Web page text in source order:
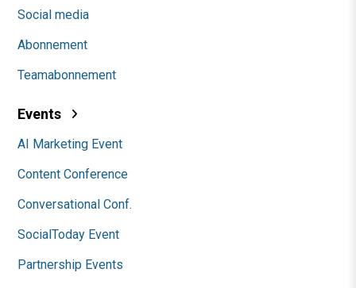
Social media
Abonnement
Teamabonnement
Events
AI Marketing Event
Content Conference
Conversational Conf.
SocialToday Event
Partnership Events